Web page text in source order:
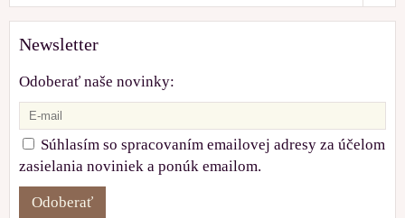
Newsletter
Odoberať naše novinky:
Súhlasím so spracovaním emailovej adresy za účelom
zasielania noviniek a ponúk emailom.
Odoberať